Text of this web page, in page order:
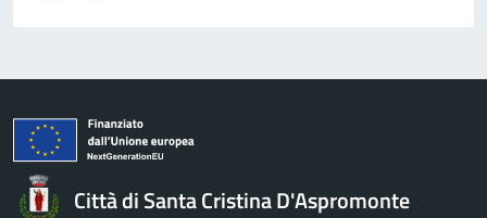
Città di Santa Cristina D'Aspromonte